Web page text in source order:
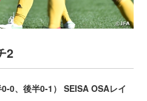
2
0、後半0-1） SEISA OSAレイ